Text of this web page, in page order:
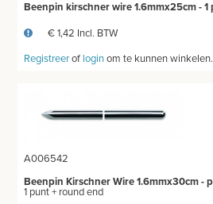
Beenpin kirschner wire 1.6mmx25cm -
€ 1,42 Incl. BTW
Registreerof loginom te kunnen winkelen.
A006542
Beenpin Kirschner Wire 1.6mmx30cm -
1 punt + round end